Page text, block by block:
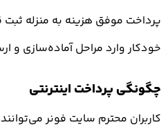
پرداخت موفق هزینه به منزله
خودکار وارد مراحل آماده‌سازی
چگونگی پرداخت اینترنتی
کاربران محترم سایت فونر